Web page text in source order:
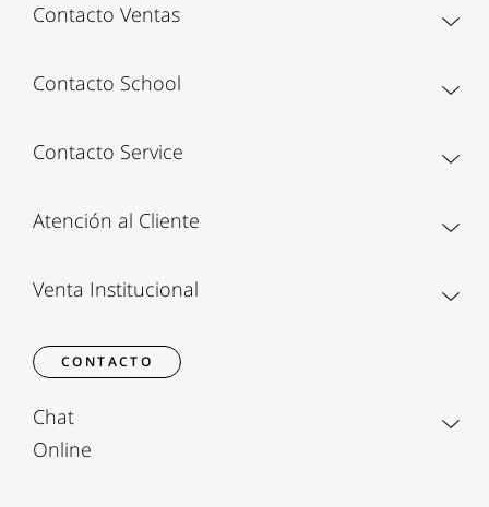
Contacto Ventas
Contacto School
Contacto Service
Atención al Cliente
Venta Institucional
CONTACTO
Chat
Online